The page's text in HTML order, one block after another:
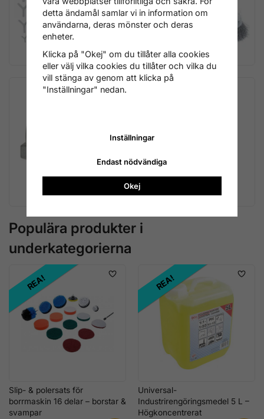
Slangkopplingar
Slip / Kap / Polering
Smörjnippar
Populära produkter i
underkategorierna
REA!
Slip- & polersats för
borrmaskin 16 delar – borstar &
svampar
REA!
Universal-
Industrirengöringsmedel 5 L –
Högkoncentrerat
detta ändamål samlar vi in information om
användarna, deras mönster och deras
enheter.
Klicka på "Okej" om du tillåter alla cookies
eller välj vilka cookies du tillåter och vilka du
vill stänga av genom att klicka på
"Inställningar" nedan.
Inställningar
Endast nödvändiga
Okej